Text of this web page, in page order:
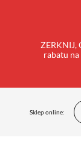
ZERKNIJ,
rabatu
Sklep online: